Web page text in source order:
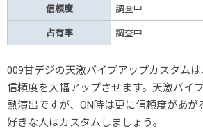
信頼度 調査中
占有率 調査中
009甘デジの天激バイブアップカスタム
信頼度を大幅アップさせます。天激バイ
熱演出ですが、ON時は更に信頼度があ
好きな人はカスタムしましょう。